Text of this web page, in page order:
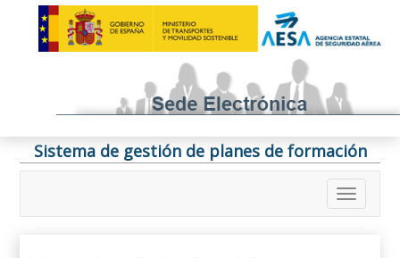
Sistema de gestión de planes de formación